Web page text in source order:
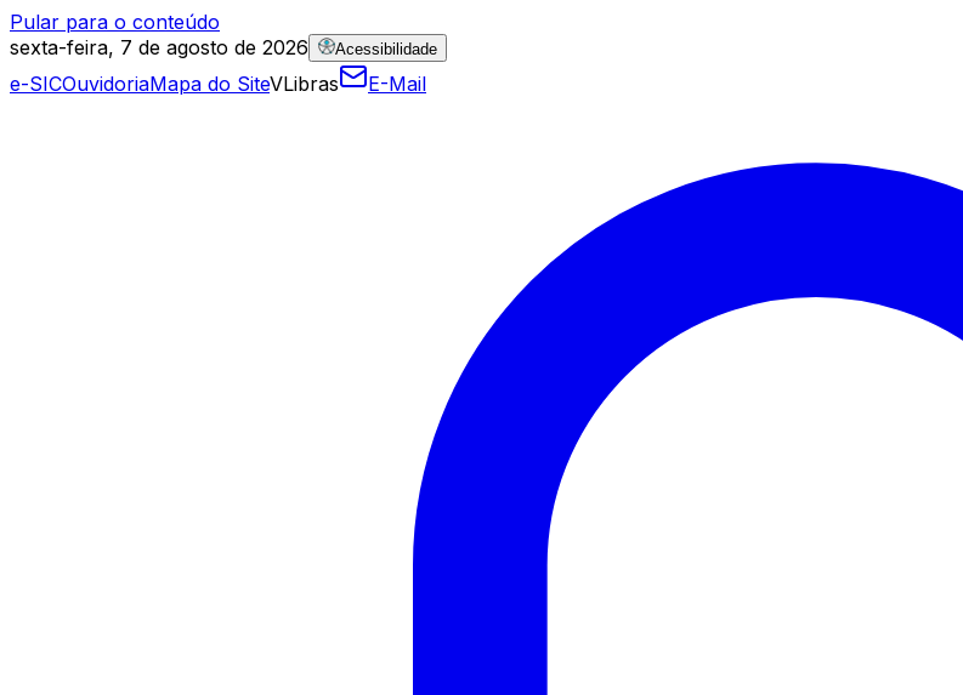
Pular para o conteúdo
sexta-feira, 7 de agosto de 2026
Acessibilidade
e-SICOuvidoriaMapa do SiteVLibras E-Mail